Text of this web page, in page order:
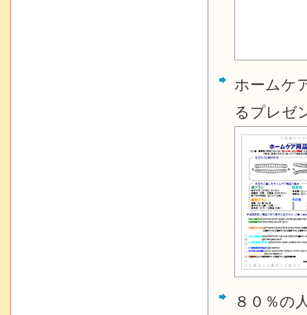
ホームケ
るプレゼ
８０％の